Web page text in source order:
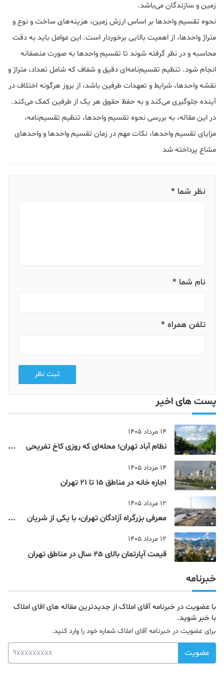
زمین و سازندگان می‌باشد.
نحوه تقسیم واحدها بر اساس ارزش زمین، هزینه‌های ساخت و نوع و
متراژ واحدها، از اهمیت بالایی برخوردار است. این عوامل باید به دقت
محاسبه و در نظر گرفته شوند تا تقسیم واحدها به صورت منصفانه
انجام شود. تنظیم تقسیم‌نامه‌ای دقیق و شفاف که شامل تعداد، متراژ و
نقشه واحدها، شرایط و تعهدات طرفین باشد، از بروز هرگونه اختلاف در
آینده جلوگیری می‌کند و به حفظ حقوق هر یک از طرفین کمک می‌کند.
در این مقاله، به بررسی نحوه تقسیم واحدها، تنظیم تقسیم‌نامه،
مزایای تقسیم واحدها، نکات مهم در زمان تقسیم واحدها و واحدهای
مشاع پرداخته شد
نظر شما *
نام شما *
تلفن همراه *
ثبت نظر
پست های اخیر
14 مرداد 1405
نظام‌ آباد تهران؛ محله‌ای که روزی کاخ تفریحی
14 مرداد 1405
اجاره خانه در مناطق 15 تا 21 تهران
12 مرداد 1405
معرفی بزرگراه آزادگان تهران، با یکی از شریان
12 مرداد 1405
قیمت آپارتمان بالای 25 سال در مناطق تهران
خبرنامه
با عضویت در خبرنامه آقای املاک از جدیدترین مقاله های اقای املاک
با خبر شوید.
برای عضویت در خبرنامه آقای املاک شماره خود را وارد کنید.
عضویت